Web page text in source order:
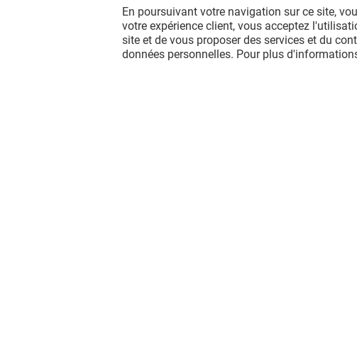
En poursuivant votre navigation sur ce site,
votre expérience client, vous acceptez
site et de vous proposer des services et du
données personnelles. Pour plus